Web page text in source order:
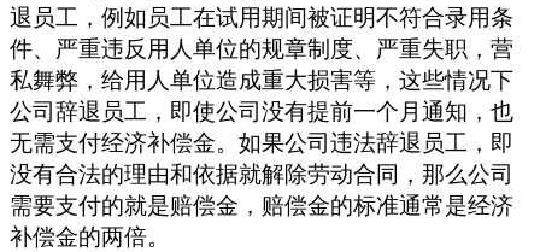
退员工，例如员工在试用期间被证明不符合录用条
件、严重违反用人单位的规章制度、严重失职，营
私舞弊，给用人单位造成重大损害等， 这些情况下
公司辞退员工，即使公司没有提前一个月通知，也
无需支付经济补偿金。如果公司违法辞退员工，即
没有合法的理由和依据就解除劳动合同，那么公司
需要支付的就是赔偿金，赔偿金的标准通常是经济
补偿金的两倍。